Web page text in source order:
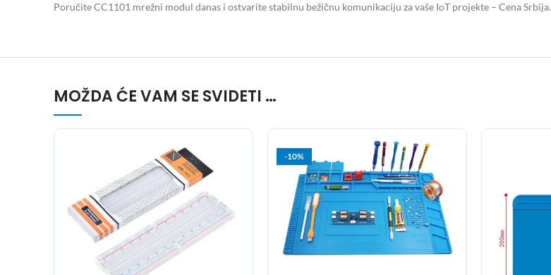
Poručite CC1101 mrežni modul danas i ostvarite stabilnu bežičnu komunikaciju za vaše IoT projekte – Cena Srbija.
MOŽDA ĆE VAM SE SVIDETI …
-10%